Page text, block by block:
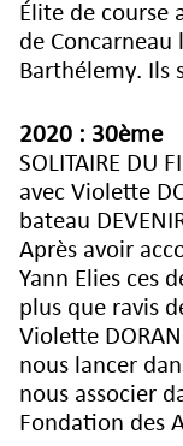
Élite de course
de
Barthélemy. Ils
2020 : 30ème
SOLITAIRE DU
avec Violette
bateau
Après avoir
Yann Elies ces
plus que ravis
Violette
nous lancer
nous associer
Fondation des